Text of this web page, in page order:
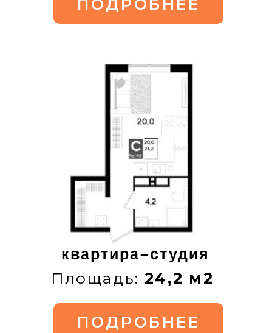
1-комнатная квартира
Площадь:37,3 м2
ПОДРОБНЕЕ
Хит продаж